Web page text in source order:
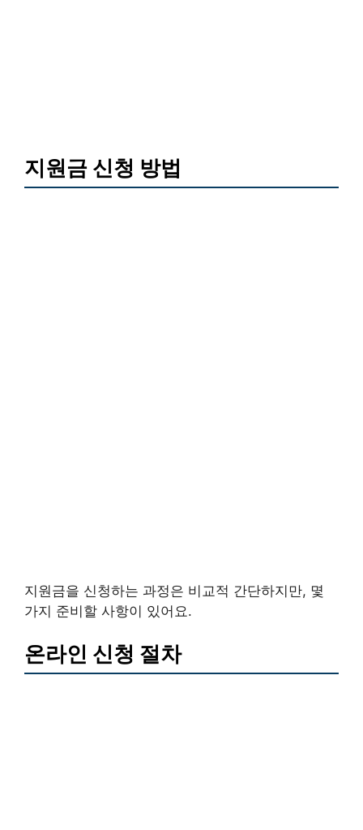
지원금 신청 방법
지원금을 신청하는 과정은 비교적 간단하지만, 몇
가지 준비할 사항이 있어요.
온라인 신청 절차